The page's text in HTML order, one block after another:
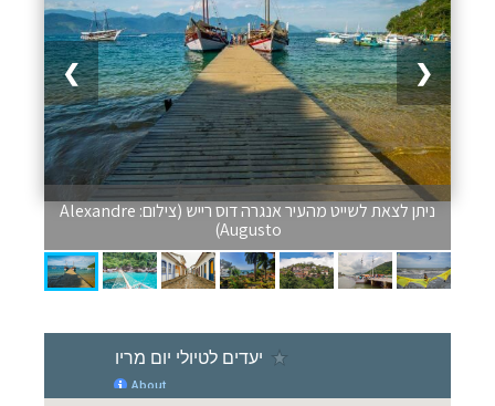
❯ ❮
ניתן לצאת לשייט מהעיר אנגרה דוס רייש (צילום: Alexandre
Augusto)